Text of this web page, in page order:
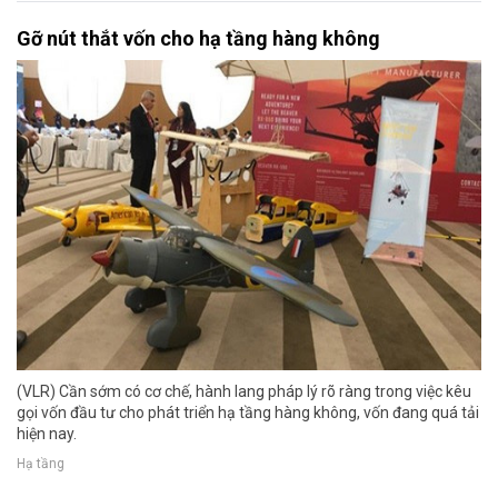
Gỡ nút thắt vốn cho hạ tầng hàng không
(VLR) Cần sớm có cơ chế, hành lang pháp lý rõ ràng trong việc kêu
gọi vốn đầu tư cho phát triển hạ tầng hàng không, vốn đang quá tải
hiện nay.
Hạ tầng